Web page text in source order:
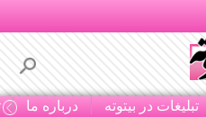
تبلیغات در بیتوته درباره ما